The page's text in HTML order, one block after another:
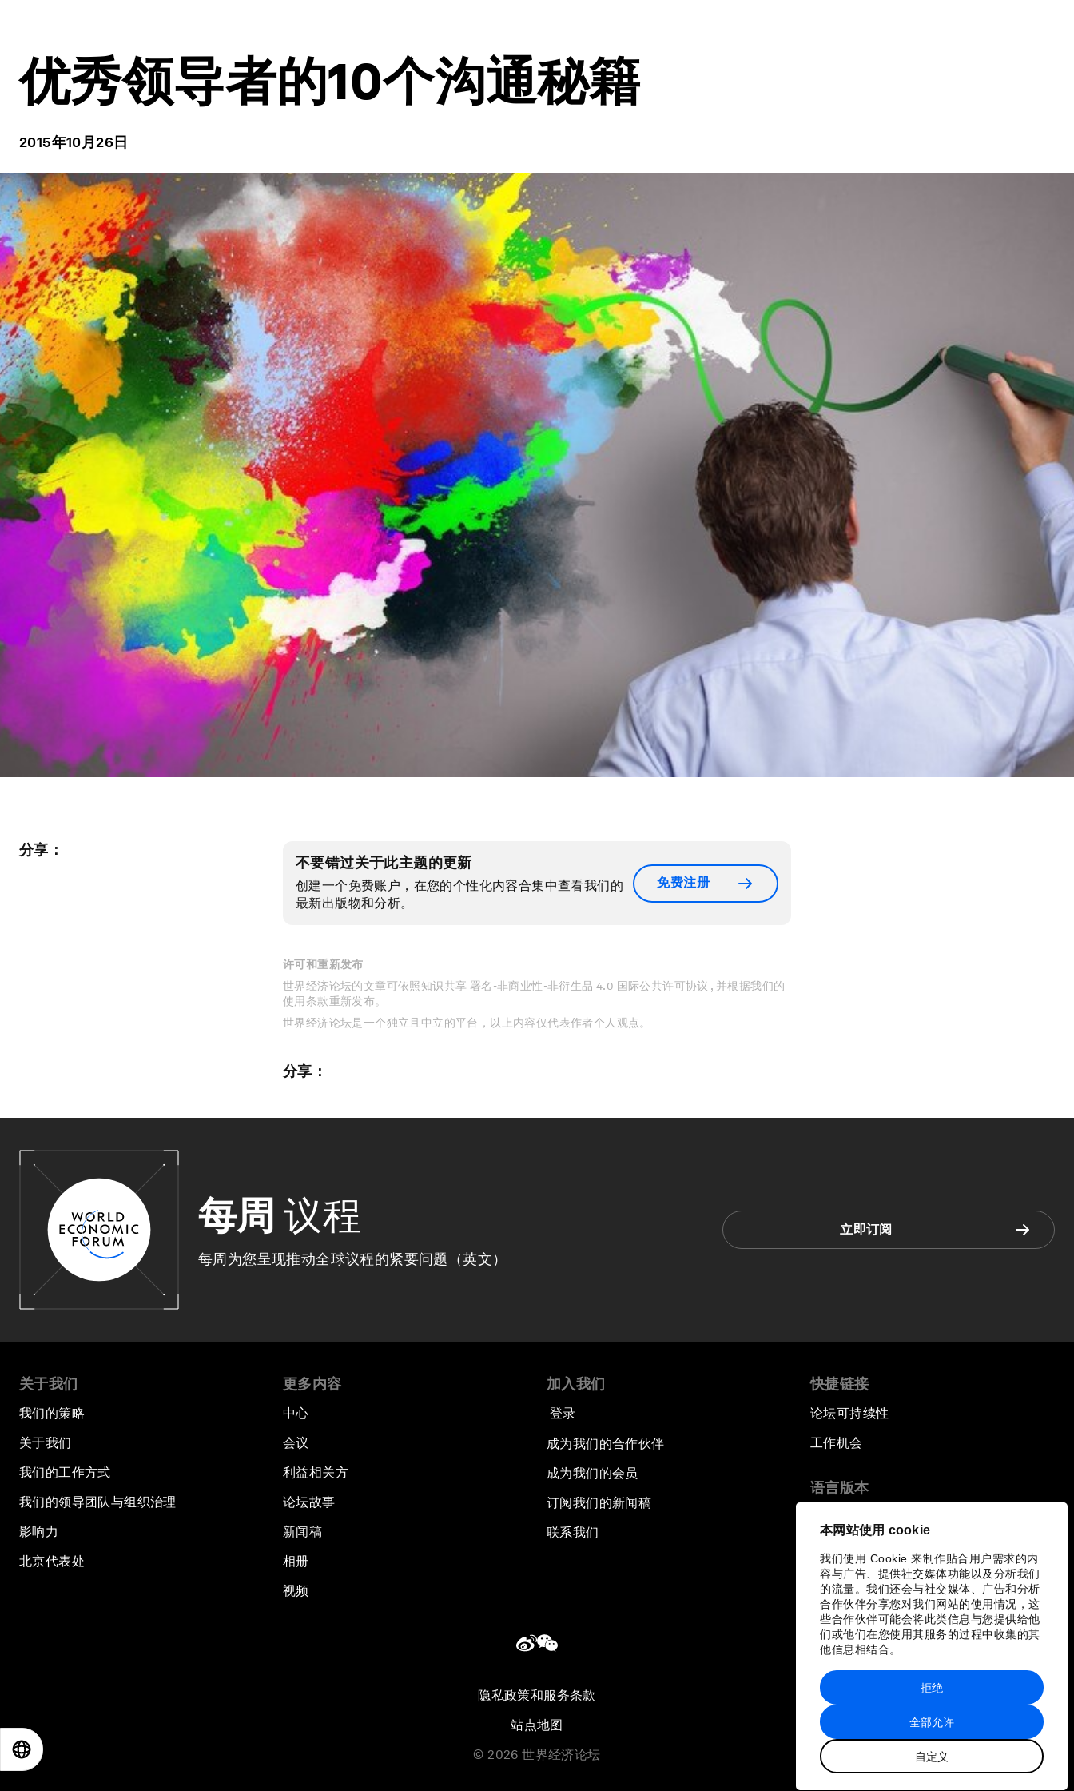
本网站使用 cookie
我们使用 Cookie 来制作贴合用户需求的内
容与广告、提供社交媒体功能以及分析我们
的流量。我们还会与社交媒体、广告和分析
合作伙伴分享您对我们网站的使用情况，这
些合作伙伴可能会将此类信息与您提供给他
们或他们在您使用其服务的过程中收集的其
他信息相结合。
全部允许
自定义
拒绝
优秀领导者的10个沟通秘籍
2015年10月26日
分享：
不要错过关于此主题的更新
创建一个免费账户，在您的个性化内容合集中查看我们的
最新出版物和分析。
免费注册
许可和重新发布
世界经济论坛的文章可依照知识共享 署名-非商业性-非衍生品 4.0 国际公共许可协议 , 并根据我们的
使用条款重新发布。
世界经济论坛是一个独立且中立的平台，以上内容仅代表作者个人观点。
分享：
每周 议程
每周为您呈现推动全球议程的紧要问题（英文）
立即订阅
关于我们
我们的策略
关于我们
我们的工作方式
我们的领导团队与组织治理
影响力
北京代表处
更多内容
中心
会议
利益相关方
论坛故事
新闻稿
相册
视频
加入我们
登录
成为我们的合作伙伴
成为我们的会员
订阅我们的新闻稿
联系我们
快捷链接
论坛可持续性
工作机会
语言版本
隐私政策和服务条款
站点地图
© 2026 世界经济论坛